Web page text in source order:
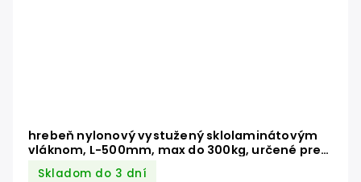
hrebeň nylonový vystužený sklolaminátovým
vláknom, L-500mm, max do 300kg, určené pre
Skladom do 3 dní